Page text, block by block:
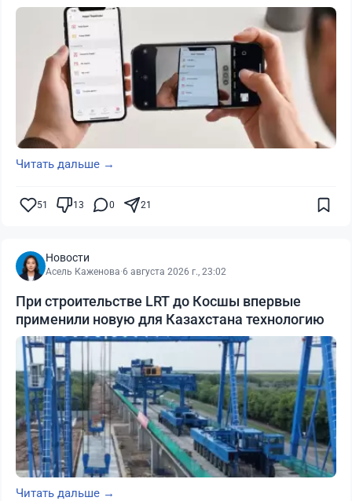
Читать дальше →
51 13 0 21
Новости
Асель Каженова·6 августа 2026 г., 23:02
При строительстве LRT до Косшы впервые
применили новую для Казахстана технологию
Читать дальше →